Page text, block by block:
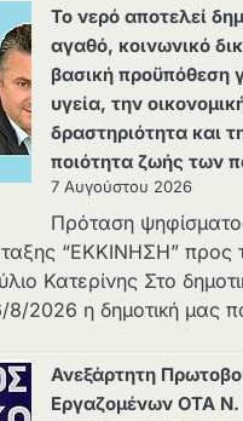
Το νερό αποτελεί
αγαθό, κοινωνικό
βασική προϋπόθεση
υγεία, την
δραστηριότητα και
ποιότητα ζωής των
7 Αυγούστου 2026
Πρόταση
“ΕΚΚΙΝΗΣΗ” προς
Κατερίνης Στο
8/2026 η δημοτική μας
Ανεξάρτητη
Εργαζομένων ΟΤΑ Ν.